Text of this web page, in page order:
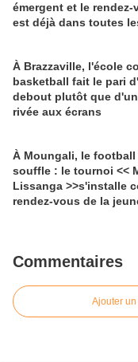
émergent et le
est déjà dans toutes
À Brazzaville, l'école
basketball fait le pari
debout plutôt que
rivée aux écrans
À Moungali, le
souffle : le tournoi << Moungali
Lissanga >>s'installe
rendez-vous de la
Commentaires
Ajouter